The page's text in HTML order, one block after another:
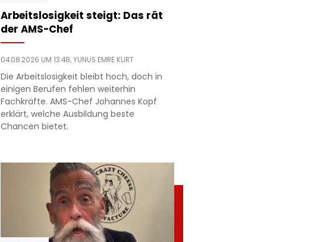
Arbeitslosigkeit steigt: Das rät
der AMS-Chef
04.08.2026 UM 13:48,YUNUS EMRE KURT
Die Arbeitslosigkeit bleibt hoch, doch in
einigen Berufen fehlen weiterhin
Fachkräfte. AMS-Chef Johannes Kopf
erklärt, welche Ausbildung beste
Chancen bietet.